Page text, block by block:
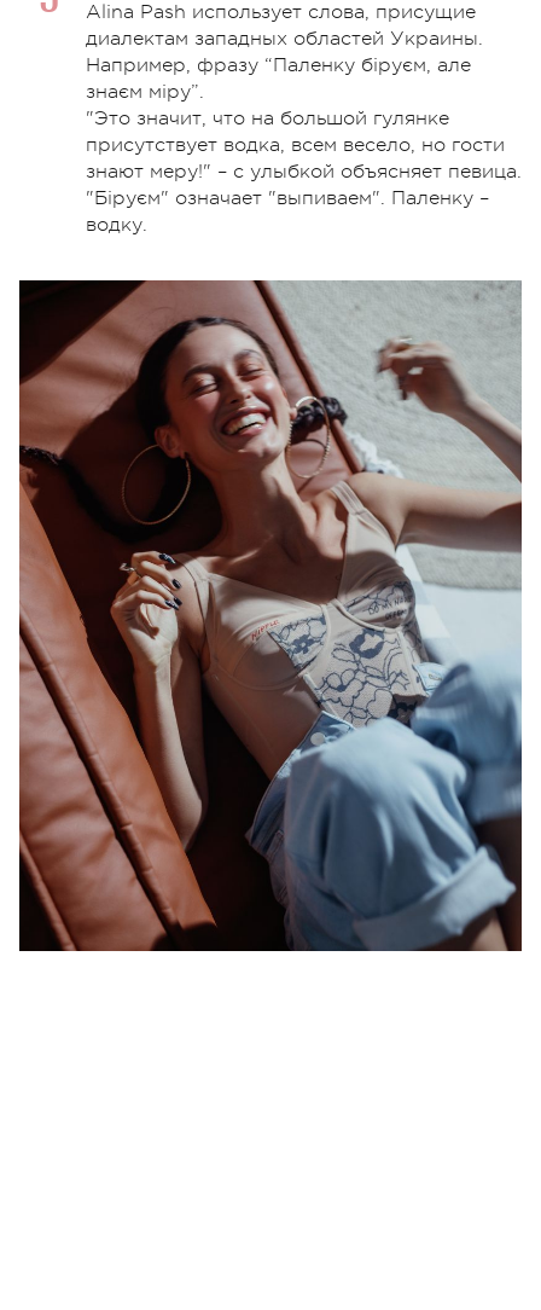
Alina Pash использует слова, присущие
диалектам западных областей Украины.
Например, фразу “Паленку біруєм, але
знаєм міру”.
"Это значит, что на большой гулянке
присутствует водка, всем весело, но гости
знают меру!" – с улыбкой объясняет певица.
"Біруєм" означает "выпиваем". Паленку –
водку.